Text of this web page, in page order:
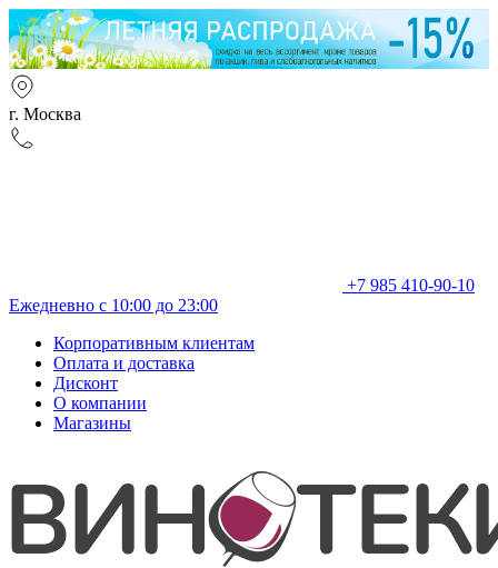
г. Москва
+7 985 410-90-10
Ежедневно с 10:00 до 23:00
Корпоративным клиентам
Оплата и доставка
Дисконт
О компании
Магазины